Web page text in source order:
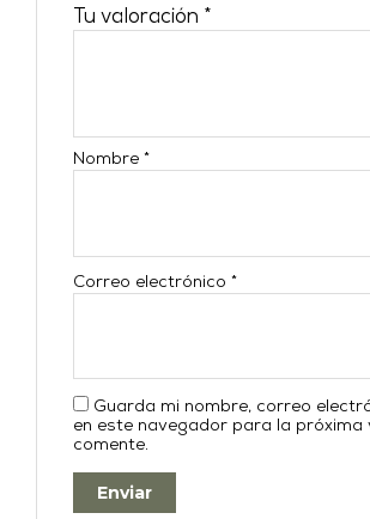
Tu valoración *
Nombre*
Correo electrónico*
Guarda mi nombre, correo
en este navegador para la próxima
comente.